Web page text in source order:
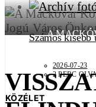
Számos kisebb
2026-07-23
2 PERC
KÖZÉLET
A